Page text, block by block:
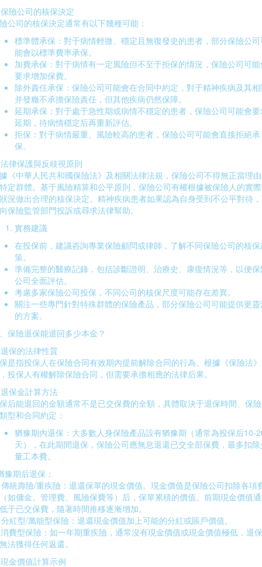
險公司的核保決定
公司的核保決定通常有以下幾種可能：
標準體承保：對于病情輕微、穩定且無復發史的患者，部分保險公
能會以標準費率承保。
加費承保：對于病情有一定風險但不至于拒保的情況，保險公司可
要求增加保費。
除外責任承保：保險公司可能會在合同中約定，對于精神疾病及其
并發癥不承擔保險責任，但其他疾病仍然保障。
延期承保：對于處于急性期或病情不穩定的患者，保險公司可能會
延期，待病情穩定后再重新評估。
拒保：對于病情嚴重、風險較高的患者，保險公司可能會直接拒絕承
保。
律保護與反歧視原則
《中華人民共和國保險法》及相關法律法規，保險公司不得無正當理
定群體。基于風險精算和公平原則，保險公司有權根據被保險人的實
況做出合理的核保決定。精神疾病患者如果認為自身受到不公平對待
保險監管部門投訴或尋求法律幫助。
實務建議
在投保前，建議咨詢專業保險顧問或律師，了解不同保險公司的核
策。
準備完整的醫療記錄，包括診斷證明、治療史、康復情況等，以便
公司全面評估。
考慮多家保險公司投保，不同公司的核保尺度可能存在差異。
關注一些專門針對特殊群體的保險產品，部分保險公司可能提供更
的方案。
保險退保能退回多少本金？
保的法律性質
是指投保人在保險合同有效期內提前解除合同的行為。根據《保險法
投保人有權解除保險合同，但需要承擔相應的法律后果。
保金計算方法
后能退回的金額通常不是已交保費的全額，具體取決于退保時間、保
型和合同約定：
猶豫期內退保：大多數人身保險產品設有猶豫期（通常為投保后10-
天），在此期間退保，保險公司應無息退還已交全部保費，最多扣
量工本費。
豫期后退保：
統壽險/重疾險：退還保單的現金價值。現金價值是保險公司扣除各項
如傭金、管理費、風險保費等）后，保單累積的價值。前期現金價值
于已交保費，隨著時間推移逐漸增加。
紅型/萬能型保險：退還現金價值加上可能的分紅或賬戶價值。
費型保險：如一年期重疾險，通常沒有現金價值或現金價值極低，退
法獲得任何返還。
金價值計算示例